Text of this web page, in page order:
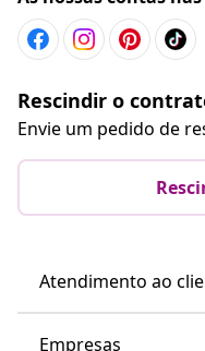
Rescindir o
Envie um pedido de
Atendimento ao
Empresas